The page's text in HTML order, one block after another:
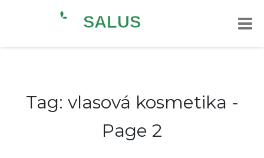
Tag: vlasová kosmetika -
Page 2